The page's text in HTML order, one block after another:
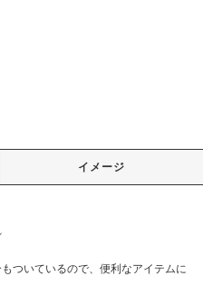
イメージ
ついているので、便利なアイテムに